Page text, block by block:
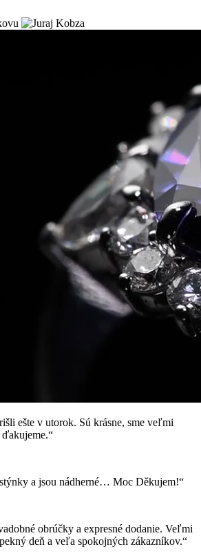
ešte v utorok. Sú krásne, sme veľmi
a jsou nádherné… Moc Děkujem!“
obrúčky a expresné dodanie. Veľmi
deň a veľa spokojných zákazníkov.“